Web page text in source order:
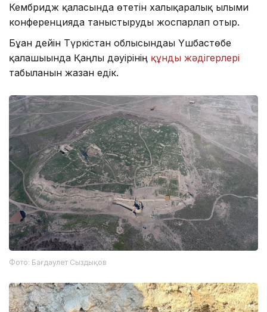
Кембридж қаласында өтетін халықаралық ғылыми
конференцияда таныстыруды жоспарлап отыр.
Бұған дейін Түркістан облысындағы Үшбастөбе
қалашығында Қаңлы дәуірінің құнды жәдігерлері
табылғанын жазған едік.
Фото: Бағдәулет Сыздықов